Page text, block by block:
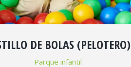
DE BOLAS (PELOTERO)
Parque infantil